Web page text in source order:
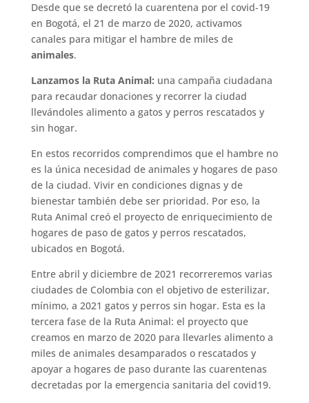
Desde que se decretó la cuarentena por el covid-19
en Bogotá, el 21 de marzo de 2020, activamos
canales para mitigar el hambre de miles de
animales.
Lanzamos la Ruta Animal: una campaña ciudadana
para recaudar donaciones y recorrer la ciudad
llevándoles alimento a gatos y perros rescatados y
sin hogar.
En estos recorridos comprendimos que el hambre no
es la única necesidad de animales y hogares de paso
de la ciudad. Vivir en condiciones dignas y de
bienestar también debe ser prioridad. Por eso, la
Ruta Animal creó el proyecto de enriquecimiento de
hogares de paso de gatos y perros rescatados,
ubicados en Bogotá.
Entre abril y diciembre de 2021 recorreremos varias
ciudades de Colombia con el objetivo de esterilizar,
mínimo, a 2021 gatos y perros sin hogar. Esta es la
tercera fase de la Ruta Animal: el proyecto que
creamos en marzo de 2020 para llevarles alimento a
miles de animales desamparados o rescatados y
apoyar a hogares de paso durante las cuarentenas
decretadas por la emergencia sanitaria del covid19.